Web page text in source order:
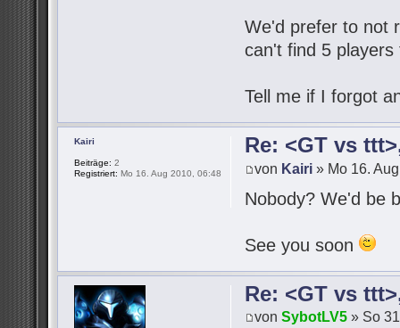
We'd prefer to not
can't find 5
Tell me if I forgot
Re: <GT vs
von Kairi » Mo 16.
Nobody? We'd be
See you soon
Kairi
Beiträge: 2
Registriert: Mo 16. Aug 2010, 06:48
Re: <GT vs
vonSybotLV5 » So